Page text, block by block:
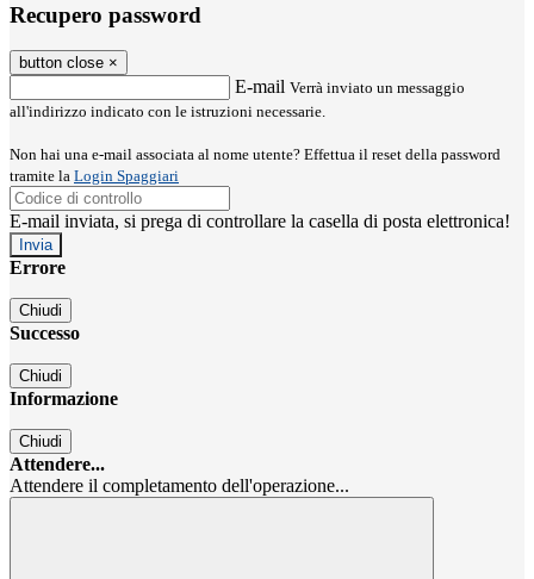
Recupero password
button close ×
E-mail Verrà inviato un messaggio
all'indirizzo indicato con le istruzioni necessarie.
Non hai una e-mail associata al nome utente? Effettua il reset della password
tramite la Login Spaggiari
E-mail inviata, si prega di controllare la casella di posta elettronica!
Errore
Chiudi
Successo
Chiudi
Informazione
Chiudi
Attendere...
Attendere il completamento dell'operazione...